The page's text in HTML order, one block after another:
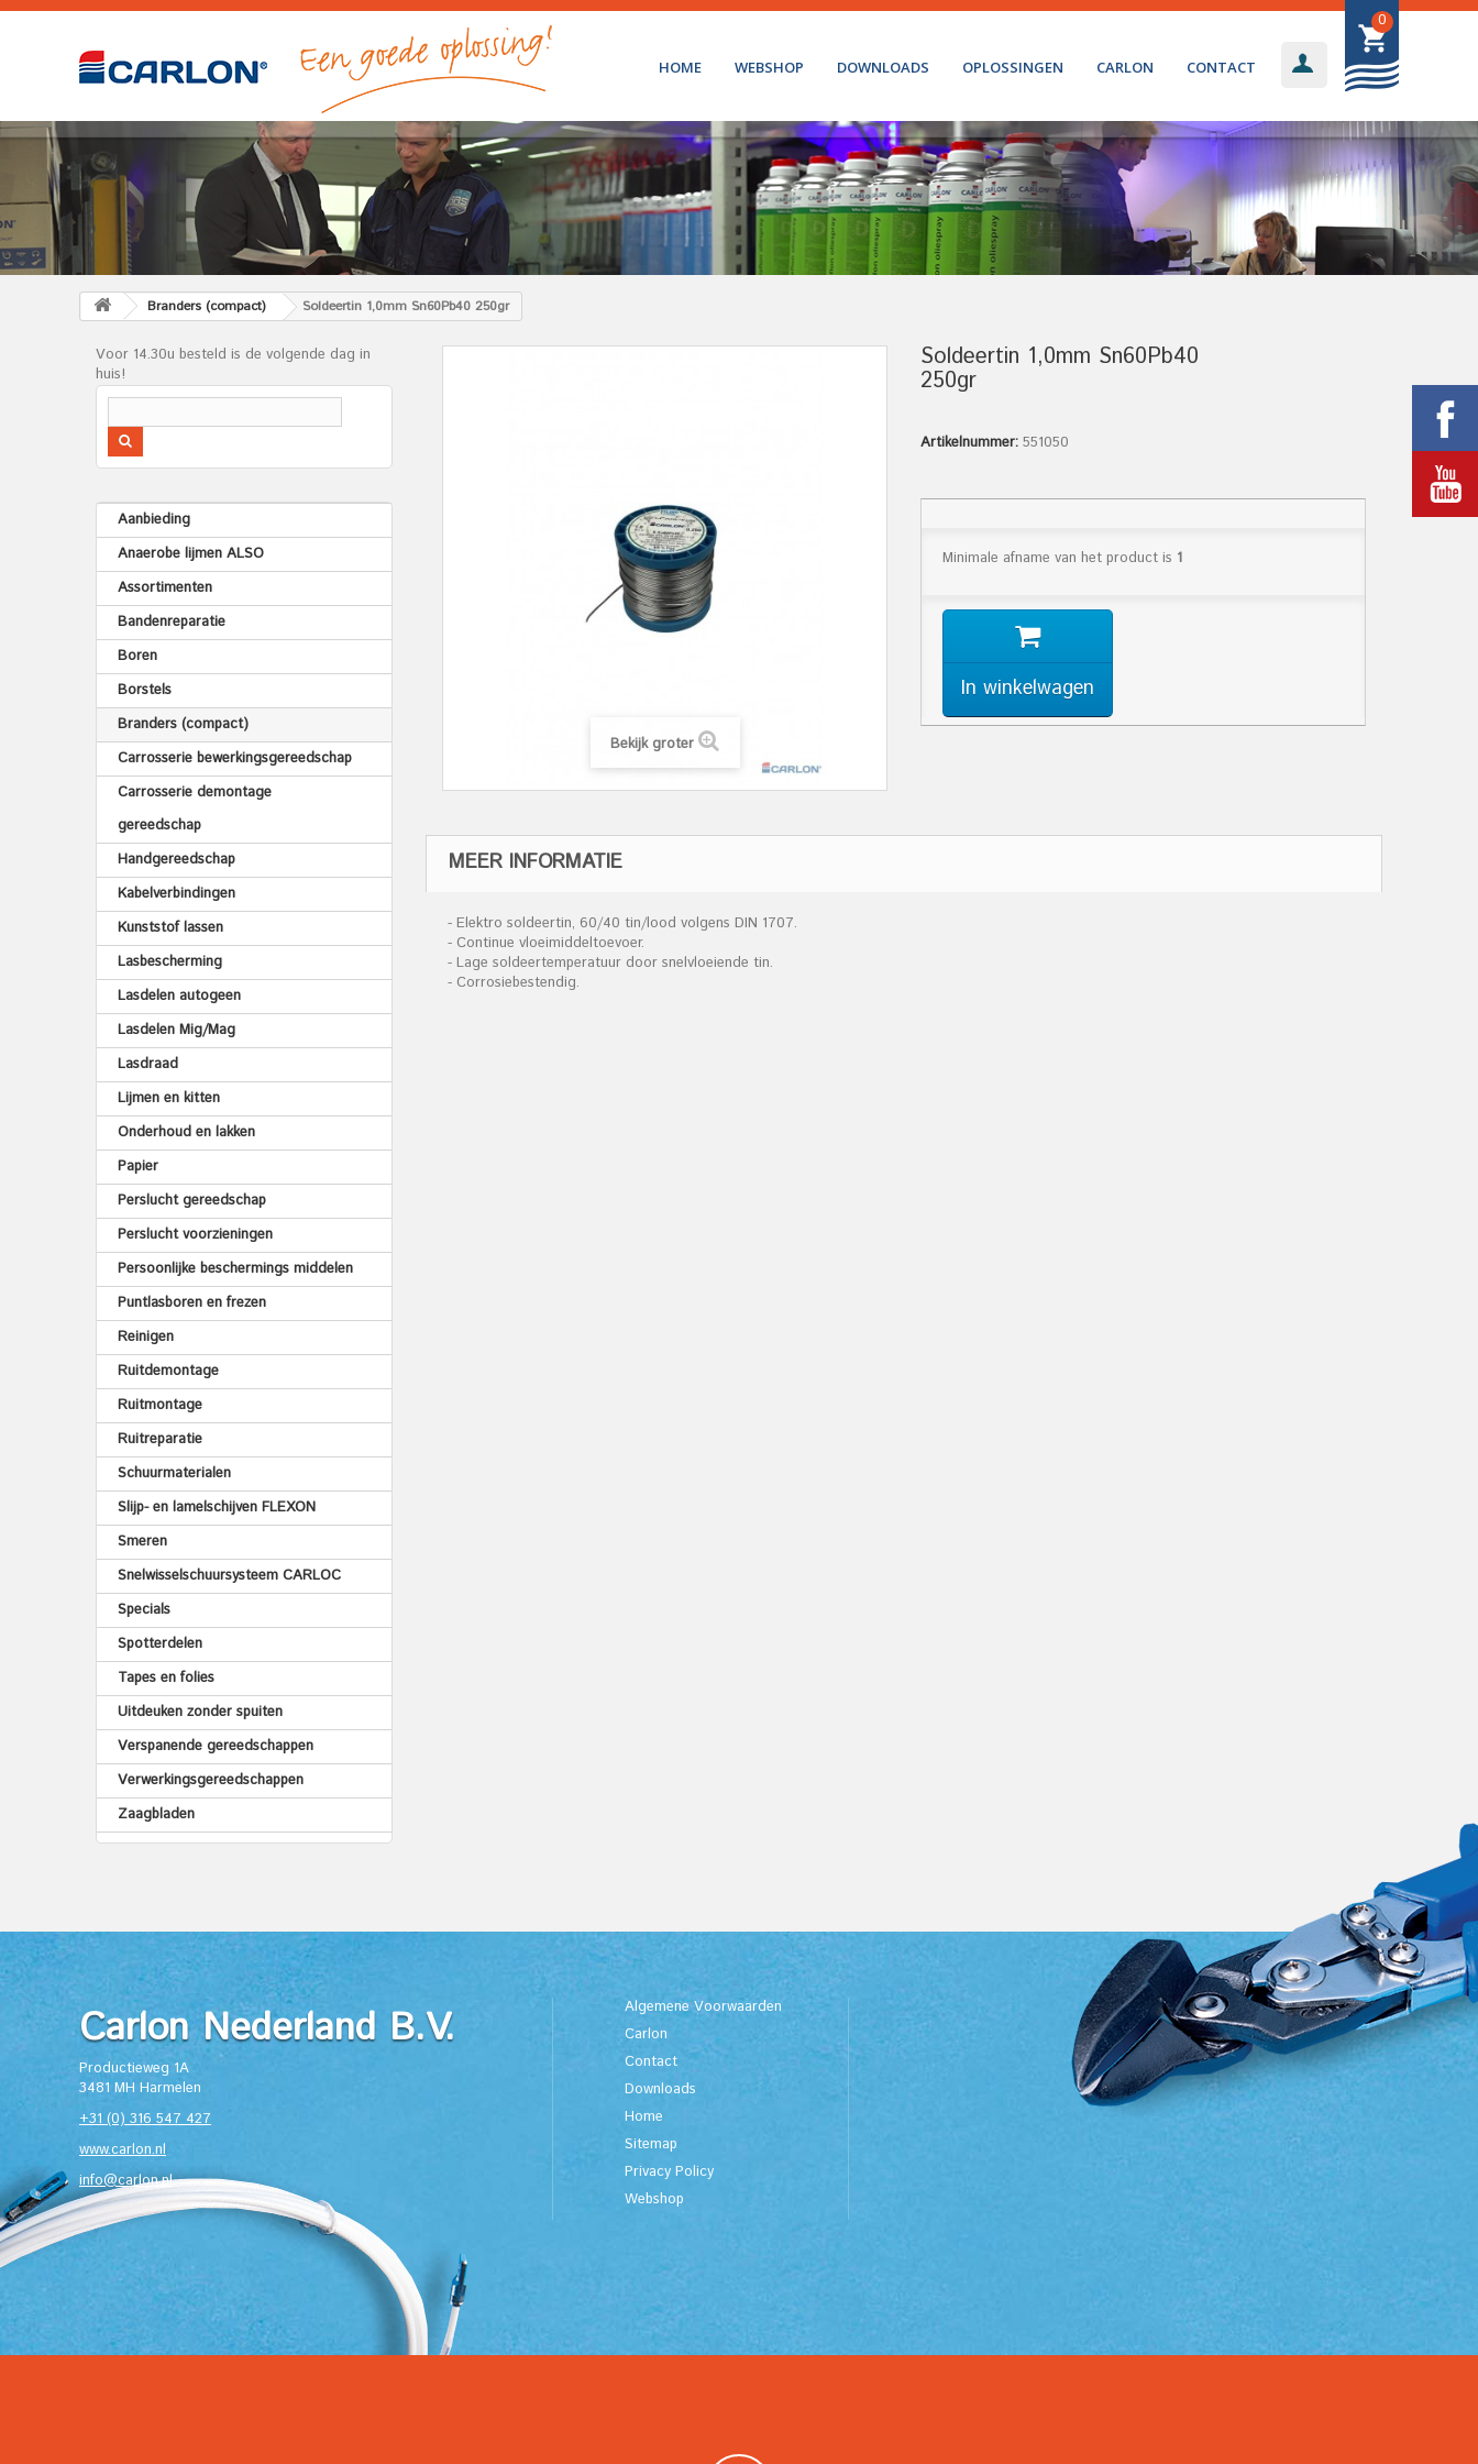
HOME WEBSHOP DOWNLOADS OPLOSSINGEN CARLON CONTACT
0
Branders (compact) Soldeertin 1,0mm Sn60Pb40 250gr
Voor 14.30u besteld is de volgende dag in
huis!
Aanbieding
Anaerobe lijmen ALSO
Assortimenten
Bandenreparatie
Boren
Borstels
Branders (compact)
Carrosserie bewerkingsgereedschap
Carrosserie demontage
gereedschap
Handgereedschap
Kabelverbindingen
Kunststof lassen
Lasbescherming
Lasdelen autogeen
Lasdelen Mig/Mag
Lasdraad
Lijmen en kitten
Onderhoud en lakken
Papier
Perslucht gereedschap
Perslucht voorzieningen
Persoonlijke beschermings middelen
Puntlasboren en frezen
Reinigen
Ruitdemontage
Ruitmontage
Ruitreparatie
Schuurmaterialen
Slijp- en lamelschijven FLEXON
Smeren
Snelwisselschuursysteem CARLOC
Specials
Spotterdelen
Tapes en folies
Uitdeuken zonder spuiten
Verspanende gereedschappen
Verwerkingsgereedschappen
Zaagbladen
Bekijk groter
Soldeertin 1,0mm Sn60Pb40
250gr
Artikelnummer: 551050
Minimale afname van het product is 1
In winkelwagen
MEER INFORMATIE
- Elektro soldeertin, 60/40 tin/lood volgens DIN 1707.
- Continue vloeimiddeltoevoer.
- Lage soldeertemperatuur door snelvloeiende tin.
- Corrosiebestendig.
Carlon Nederland B.V.
Productieweg 1A
3481 MH Harmelen
+31 (0) 316 547 427
www.carlon.nl
info@carlon.nl
Algemene Voorwaarden
Carlon
Contact
Downloads
Home
Sitemap
Privacy Policy
Webshop